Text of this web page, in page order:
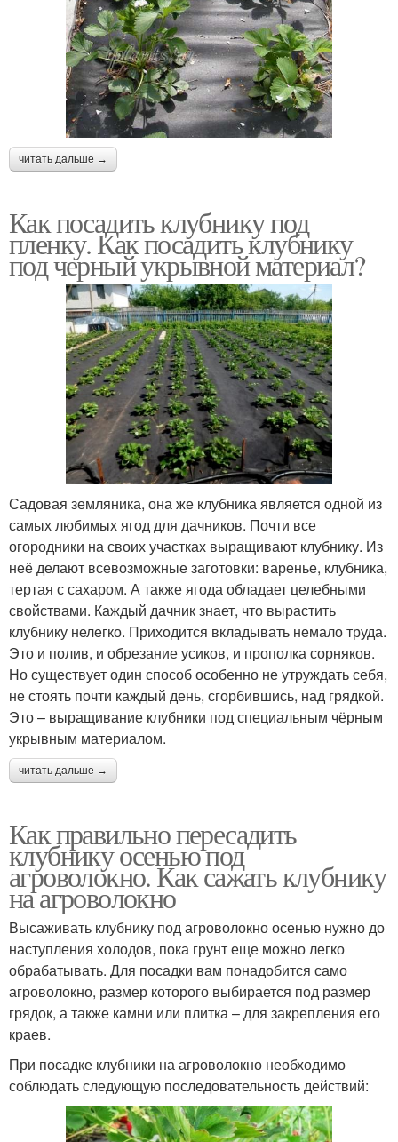
читать дальше →
Как посадить клубнику под
пленку. Как посадить клубнику
под черный укрывной материал?
Садовая земляника, она же клубника является одной из
самых любимых ягод для дачников. Почти все
огородники на своих участках выращивают клубнику. Из
неё делают всевозможные заготовки: варенье, клубника,
тертая с сахаром. А также ягода обладает целебными
свойствами. Каждый дачник знает, что вырастить
клубнику нелегко. Приходится вкладывать немало труда.
Это и полив, и обрезание усиков, и прополка сорняков.
Но существует один способ особенно не утруждать себя,
не стоять почти каждый день, сгорбившись, над грядкой.
Это – выращивание клубники под специальным чёрным
укрывным материалом.
читать дальше →
Как правильно пересадить
клубнику осенью под
агроволокно. Как сажать клубнику
на агроволокно
Высаживать клубнику под агроволокно осенью нужно до
наступления холодов, пока грунт еще можно легко
обрабатывать. Для посадки вам понадобится само
агроволокно, размер которого выбирается под размер
грядок, а также камни или плитка – для закрепления его
краев.
При посадке клубники на агроволокно необходимо
соблюдать следующую последовательность действий: